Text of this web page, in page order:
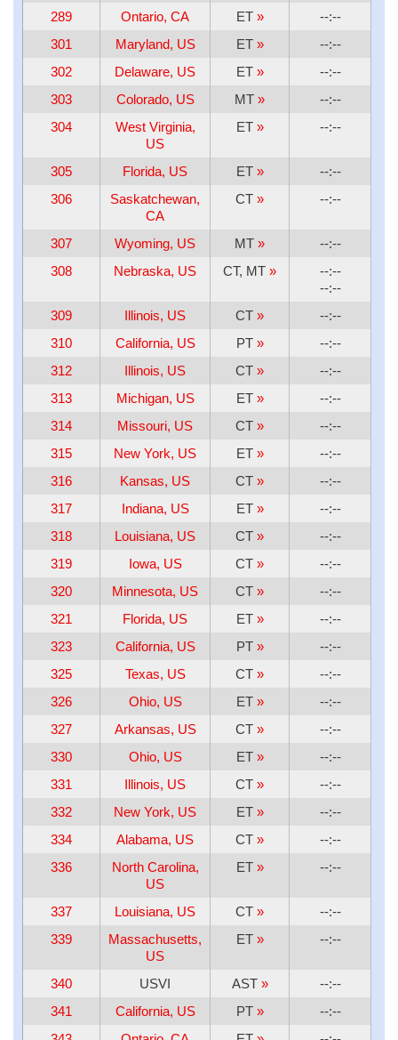
289
Ontario, CA ET »
--:--
301
Maryland, US ET »
--:--
302
Delaware, US ET »
--:--
303
Colorado, US MT »
--:--
304
West Virginia,
US
ET » --:--
305 Florida, US ET »
--:--
306
Saskatchewan,
CA
CT » --:--
307 Wyoming, US MT »
--:--
308
Nebraska, US CT, MT »
--:--
--:--
309
Illinois, US CT »
--:--
310
California, US PT »
--:--
312
Illinois, US CT »
--:--
313
Michigan, US ET »
--:--
314
Missouri, US CT »
--:--
315
New York, US ET »
--:--
316
Kansas, US CT »
--:--
317
Indiana, US ET »
--:--
318
Louisiana, US CT »
--:--
319
Iowa, US CT »
--:--
320
Minnesota, US CT »
--:--
321
Florida, US ET »
--:--
323
California, US PT »
--:--
325
Texas, US CT »
--:--
326
Ohio, US ET »
--:--
327
Arkansas, US CT »
--:--
330
Ohio, US ET »
--:--
331
Illinois, US CT »
--:--
332
New York, US ET »
--:--
334
Alabama, US CT »
--:--
336
North Carolina,
US
ET » --:--
337 Louisiana, US CT »
--:--
339
Massachusetts,
US
ET » --:--
340 USVI AST »
--:--
341
California, US PT »
--:--